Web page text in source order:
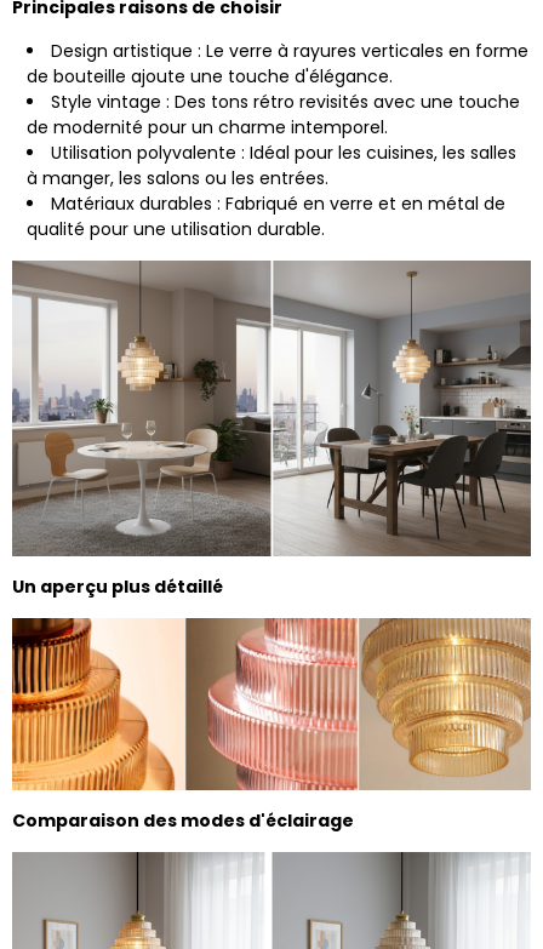
Principales raisons de choisir
Design artistique : Le verre à rayures verticales en forme
de bouteille ajoute une touche d'élégance.
Style vintage : Des tons rétro revisités avec une touche
de modernité pour un charme intemporel.
Utilisation polyvalente : Idéal pour les cuisines, les salles
à manger, les salons ou les entrées.
Matériaux durables : Fabriqué en verre et en métal de
qualité pour une utilisation durable.
Un aperçu plus détaillé
Comparaison des modes d'éclairage